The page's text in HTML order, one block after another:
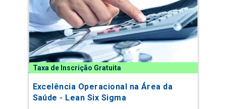
Taxa de Inscrição Gratuita
Excelência Operacional na Área da
Saúde - Lean Six Sigma